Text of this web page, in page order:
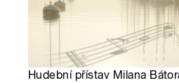
Hudební přístav Milana